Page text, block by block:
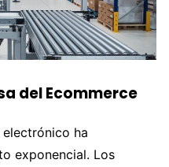
del Ecommerce
ha
exponencial. Los